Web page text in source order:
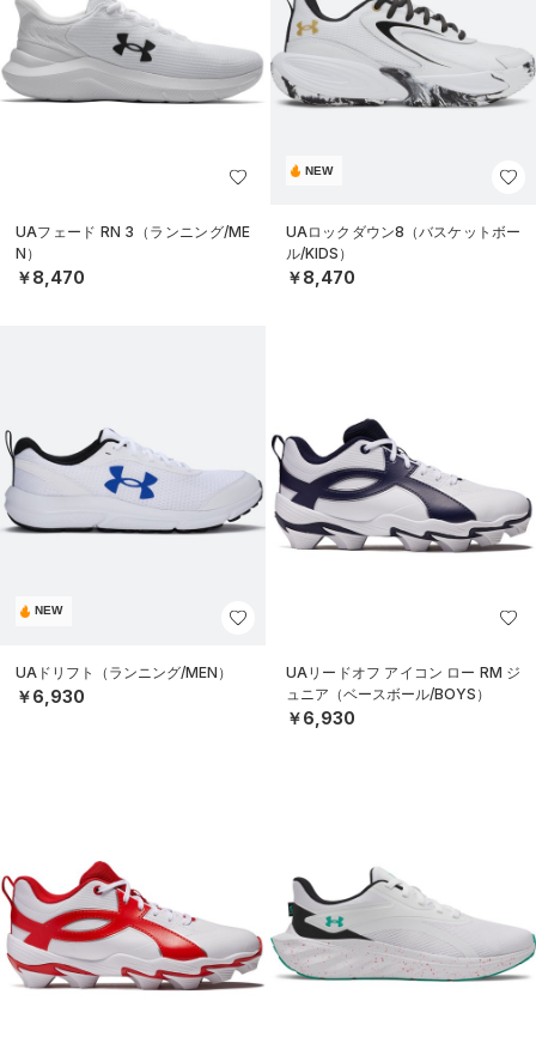
UAフェード RN 3（ランニング/ME
N）
￥8,470
NEW
UAロックダウン8（バスケットボー
ル/KIDS）
￥8,470
NEW
UAドリフト（ランニング/MEN）
￥6,930
UAリードオフ アイコン ロー RM ジ
ュニア（ベースボール/BOYS）
￥6,930